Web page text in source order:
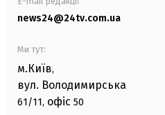
news24@24tv.com.ua
Ми тут:
м.Київ,
вул. Володимирська
61/11, офіс 50